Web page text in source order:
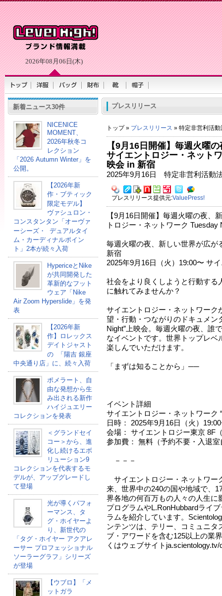
2026年08月06日(木)
新着ニュース30件
NICENICE
MOMENT、
2026年秋冬コ
レクション
「2026 Autumn Winter」を
公開。
【2026年新
作・ブティック
限定モデル】
ヴァシュロン・
コンスタンタン「オーヴァ
ーシーズ・ デュアルタイ
ム・カーディナルポイン
ト」2本が続々入荷
HypericeとNike
が共同開発した
革新的なフット
ウェア「Nike
Air Zoom Hyperslide」を発
表
【2026年新
作】ロレックス
デイトジャスト
の 「陽吉 銀座
中央通り店」に、続々入荷
ポメラート、自
由な発想から生
み出される新作
ハイジュエリー
コレクションを発表
＜グランドセイ
コー＞から、進
化し続けるエボ
リューション9
コレクションを代表するモ
デルが、アップグレードし
て登場
光が導くパフォ
ーマンス、タ
グ・ホイヤーよ
り、新世代の
「タグ・ホイヤー アクアレ
ーサー プロフェッショナル
ソーラーグラフ」シリーズ
が登場
【ウブロ】「メ
ットガラ
プレスリリース
トップ » プレスリリース » 特定非営利活
【9月16日開催】毎週火曜
サイエントロジー・ネット
映会 in 新宿
2025年9月16日 特定非営利活動
プレスリリース提供元:ValuePress!
【9月16日開催】毎週火曜の夜、
トロジー・ネットワーク Tuesday
毎週火曜の夜、新しい世界が広が
新宿
2025年9月16日（火）19:00〜 サ
社会をより良くしようと行動する
に触れてみませんか？
サイエントロジー・ネットワーク
望・行動・つながりのドキュメン
Night”上映会。毎週火曜の夜、誰
なイベントです。世界トップレベ
楽しんでいただけます。
「まずは知ることから」──
イベント詳細
サイエントロジー・ネットワーク
日時： 2025年9月16日（火）
会場： サイエントロジー東京 8F
参加費： 無料（予約不要・入退室
－－－
サイエントロジー・ネットワー
来、世界中の240の国や地域で、
界各地の何百万もの人々の人生に
プログラムやL.RonHubbardライ
ラムを紹介しています。
ンテンツは、テリー、コミュニタ
ブ・アワードを含む125以上の業
くはウェブサイト